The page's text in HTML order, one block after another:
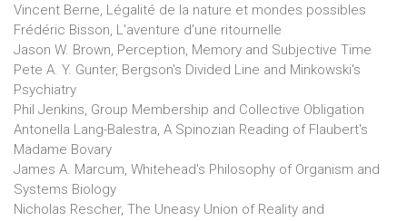
Vincent Berne, Légalité de la nature et mondes possibles
Frédéric Bisson, L'aventure d'une ritournelle
Jason W. Brown, Perception, Memory and Subjective Time
Pete A. Y. Gunter, Bergson's Divided Line and Minkowski's
Psychiatry
Phil Jenkins, Group Membership and Collective Obligation
Antonella Lang-Balestra, A Spinozian Reading of Flaubert's
Madame Bovary
James A. Marcum, Whitehead's Philosophy of Organism and
Systems Biology
Nicholas Rescher, The Uneasy Union of Reality and